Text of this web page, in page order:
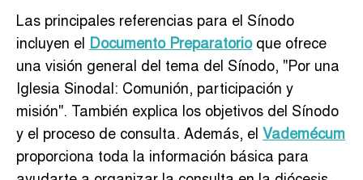
Las principales referencias para el Sínodo
incluyen el Documento Preparatorioque ofrece
una visión general del tema del Sínodo, "Por una
Iglesia Sinodal: Comunión, participación y
misión". También explica los objetivos del Sínodo
y el proceso de consulta. Además, el Vademécum
proporciona toda la información básica para